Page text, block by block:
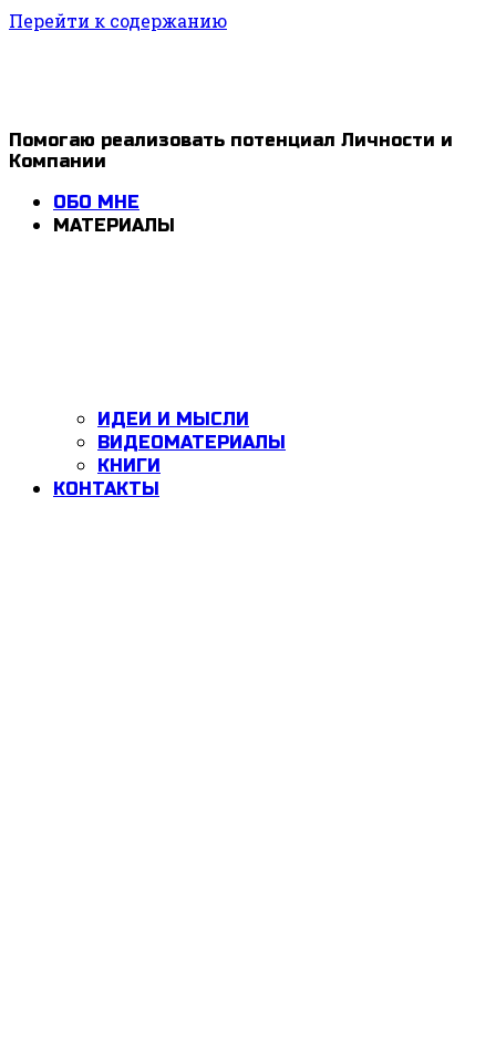
Перейти к содержанию
1ldar
Valiev
Помогаю реализовать потенциал Личности и
Компании
ОБО МНЕ
МАТЕРИАЛЫ
ИДЕИ И МЫСЛИ
ВИДЕОМАТЕРИАЛЫ
КНИГИ
КОНТАКТЫ